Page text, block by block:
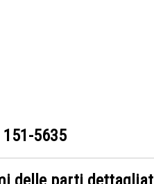
151-5635